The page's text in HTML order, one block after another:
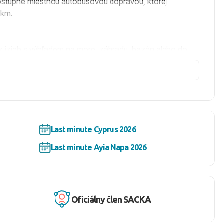
Last minute Cyprus 2026
Last minute Ayia Napa 2026
Oficiálny člen SACKA